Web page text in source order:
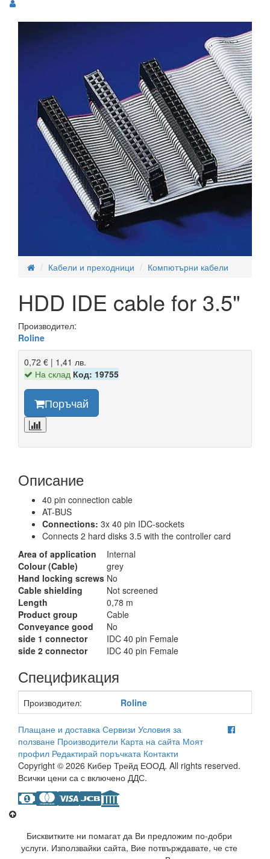
Кабели и преходници Компютърни кабели
HDD IDE cable for 3.5"
Производител:
Roline
0,72 € | 1,41 лв.
На склад Код: 19755
Поръчай
Описание
40 pin connection cable
AT-BUS
Connections: 3x 40 pin IDC-sockets
Connects 2 hard disks 3.5 with the controller card
Area of application
Internal
Colour (Cable)
grey
Hand locking screws No
Cable shielding
Not screened
Length
0,78 m
Product group
Cable
Conveyance good
No
side 1 connector
IDC 40 pin Female
side 2 connector
IDC 40 pin Female
Спецификация
Производител: Roline
Плащане и доставка Сервизи Условия за
ползване Производители Карта на сайта Моят
профил Редактирай поръчката Контакти
Copyright © 2026 Кибер Трейд ЕООД. All rights reserved.
Всички цени са с включено ДДС.
Бисквитките ни помагат да Ви предложим по-добри
услуги. Използвайки сайта, Вие потвърждавате, че сте